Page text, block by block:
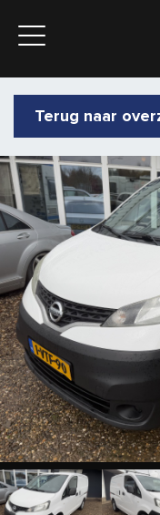
Terug naar